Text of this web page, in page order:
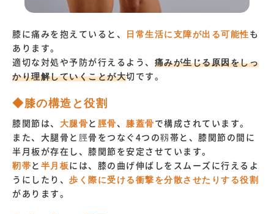
膝に痛みを抱えていると、 日常生活に支障が出る可能性 も
あります。
適切な対処や予防が行えるよう、 痛みが生じる原因をしっ
かり理解していくことが大切です。
◆膝の構造と役割
膝関節は、 大腿骨 と 脛骨、 膝蓋骨 で構成されています。
また、大腿骨と脛骨をつなぐ4つの靱帯と、膝関節の間に
半月板が存在し、膝関節を安定させています。
靭帯 と 半月板には、膝の曲げ伸ばしをスムーズに行えるよ
うにしたり、 歩く際に受ける衝撃を分散させたりする役割
があります。